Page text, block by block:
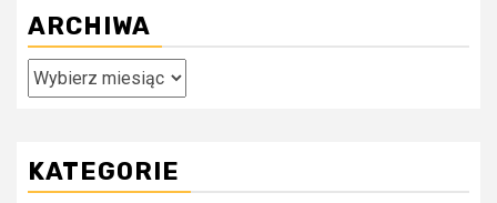
ARCHIWA
Archiwa
KATEGORIE